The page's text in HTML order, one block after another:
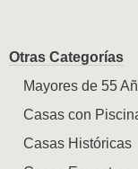
Otras Categorías
Mayores de 55
Casas con
Casas Históricas